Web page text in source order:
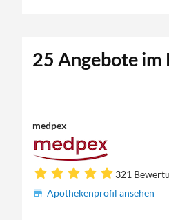
25 Angebote im
medpex
321
Apothekenprofil ansehen